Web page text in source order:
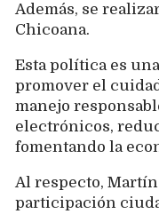
Además, se
Chicoana.
Esta política es
promover el
manejo
electrónicos,
fomentando la
Al respecto,
participación